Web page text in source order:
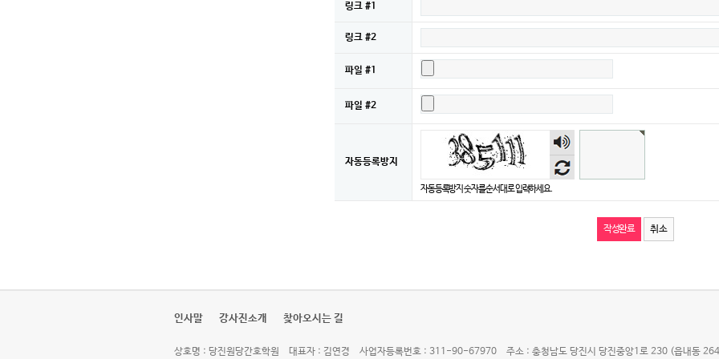
링크 #1
링크 #2
파일 #1
파일 #2
자동등록방지
숫자
음성
듣기
자동등록방지 숫자를 순서대로 입력하세요.
취소
인사말 강사진소개 찾아오시는 길
상호명 : 당진원당간호학원 대표자 : 김연경 사업자등록번호 : 311-90-67970 주소 : 충청남도 당진시 당진중앙1로 230 (읍내동